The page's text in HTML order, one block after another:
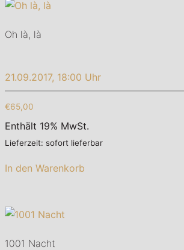
Oh là, là
21.09.2017, 18:00 Uhr
€65,00
Enthält 19% MwSt.
Lieferzeit: sofort lieferbar
In den Warenkorb
1001 Nacht